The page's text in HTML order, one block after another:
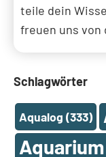
teile dein
freuen uns von
Schlagwörter
Aqualog (333)
Aquarium